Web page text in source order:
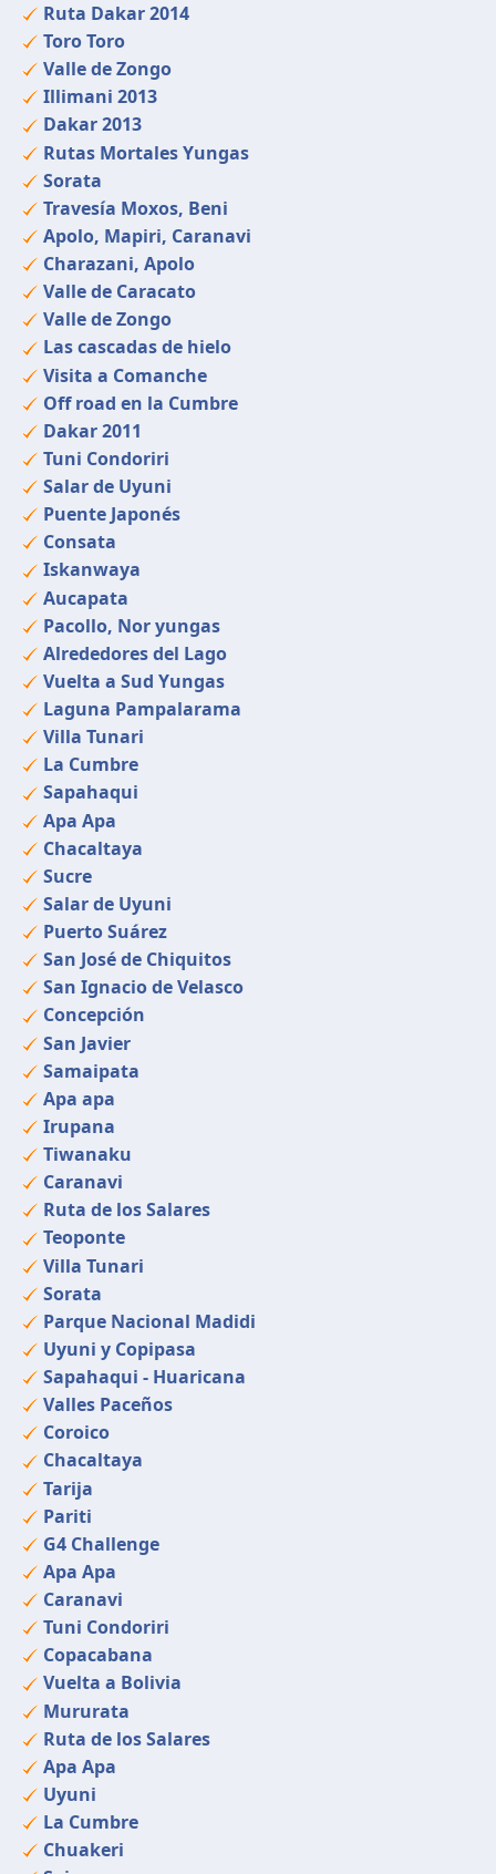
Ruta Dakar 2014
Toro Toro
Valle de Zongo
Illimani 2013
Dakar 2013
Rutas Mortales Yungas
Sorata
Travesía Moxos, Beni
Apolo, Mapiri, Caranavi
Charazani, Apolo
Valle de Caracato
Valle de Zongo
Las cascadas de hielo
Visita a Comanche
Off road en la Cumbre
Dakar 2011
Tuni Condoriri
Salar de Uyuni
Puente Japonés
Consata
Iskanwaya
Aucapata
Pacollo, Nor yungas
Alrededores del Lago
Vuelta a Sud Yungas
Laguna Pampalarama
Villa Tunari
La Cumbre
Sapahaqui
Apa Apa
Chacaltaya
Sucre
Salar de Uyuni
Puerto Suárez
San José de Chiquitos
San Ignacio de Velasco
Concepción
San Javier
Samaipata
Apa apa
Irupana
Tiwanaku
Caranavi
Ruta de los Salares
Teoponte
Villa Tunari
Sorata
Parque Nacional Madidi
Uyuni y Copipasa
Sapahaqui - Huaricana
Valles Paceños
Coroico
Chacaltaya
Tarija
Pariti
G4 Challenge
Apa Apa
Caranavi
Tuni Condoriri
Copacabana
Vuelta a Bolivia
Mururata
Ruta de los Salares
Apa Apa
Uyuni
La Cumbre
Chuakeri